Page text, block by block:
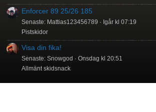
Enforcer 89 25/26 185
Senaste: Mattias123456789
Igår kl 07:19
Pistskidor
Visa din fika!
Senaste: Snowgod
Onsdag kl 20:51
Allmänt skidsnack